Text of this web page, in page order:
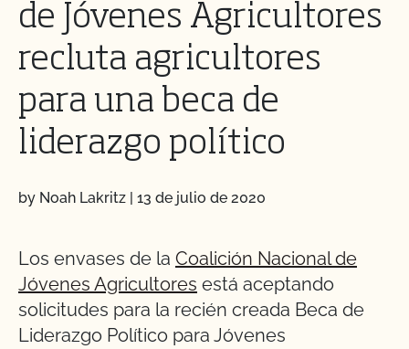
de Jóvenes Agricultores
recluta agricultores
para una beca de
liderazgo político
by Noah Lakritz | 13 de julio de 2020
Los envases de la Coalición Nacional de
Jóvenes Agricultores está aceptando
solicitudes para la recién creada Beca de
Liderazgo Político para Jóvenes